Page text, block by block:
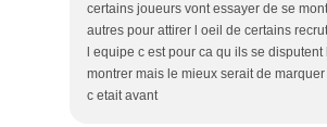
certains joueurs vont essayer de se
autres pour attirer l oeil de certains
l equipe c est pour ca qu ils se
montrer mais le mieux serait de
c etait avant